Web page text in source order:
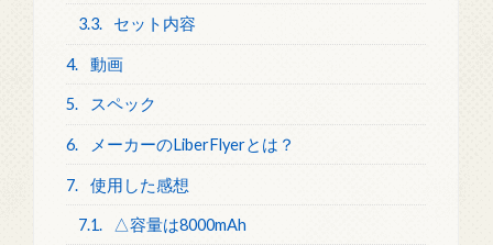
3.3. セット内容
4. 動画
5. スペック
6. メーカーのLiberFlyerとは？
7. 使用した感想
7.1. △容量は8000mAh